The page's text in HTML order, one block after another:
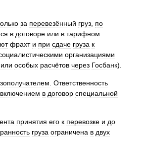
за перевезённый груз по
в договоре или в тарифном
фрахт и при сдаче груза к
организациями
или особых расчётов через Госбанк).
Ответственность
включением в договор специальной
принятия его к перевозке и до
груза ограничена в двух